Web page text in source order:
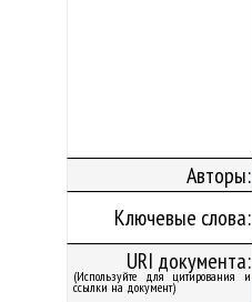
Авторы:
Ключевые слова:
URI документа:
(Используйте для цитирования и
ссылки на документ)